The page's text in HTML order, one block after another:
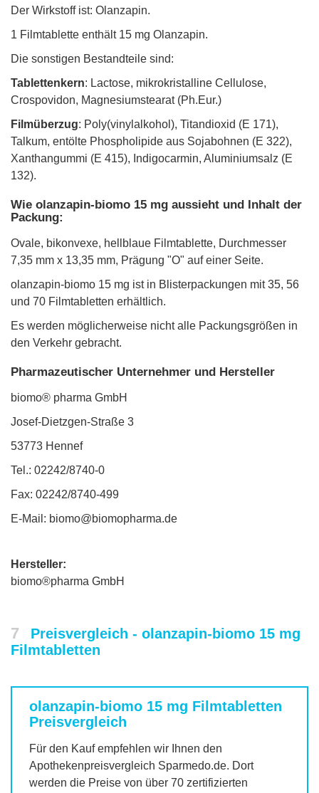
Der Wirkstoff ist: Olanzapin.
1 Filmtablette enthält 15 mg Olanzapin.
Die sonstigen Bestandteile sind:
Tablettenkern: Lactose, mikrokristalline Cellulose,
Crospovidon, Magnesiumstearat (Ph.Eur.)
Filmüberzug: Poly(vinylalkohol), Titandioxid (E 171),
Talkum, entölte Phospholipide aus Sojabohnen (E 322),
Xanthangummi (E 415), Indigocarmin, Aluminiumsalz (E
132).
Wie olanzapin-biomo 15 mg aussieht und Inhalt der
Packung:
Ovale, bikonvexe, hellblaue Filmtablette, Durchmesser
7,35 mm x 13,35 mm, Prägung "O" auf einer Seite.
olanzapin-biomo 15 mg ist in Blisterpackungen mit 35, 56
und 70 Filmtabletten erhältlich.
Es werden möglicherweise nicht alle Packungsgrößen in
den Verkehr gebracht.
Pharmazeutischer Unternehmer und Hersteller
biomo® pharma GmbH
Josef-Dietzgen-Straße 3
53773 Hennef
Tel.: 02242/8740-0
Fax: 02242/8740-499
E-Mail: biomo@biomopharma.de
Hersteller:
biomo®pharma GmbH
7
Preisvergleich - olanzapin-biomo 15 mg
Filmtabletten
olanzapin-biomo 15 mg Filmtabletten
Preisvergleich
Für den Kauf empfehlen wir Ihnen den
Apothekenpreisvergleich Sparmedo.de. Dort
werden die Preise von über 70 zertifizierten